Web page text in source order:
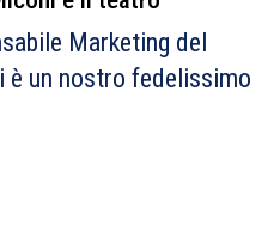
Marketing del
un nostro fedelissimo